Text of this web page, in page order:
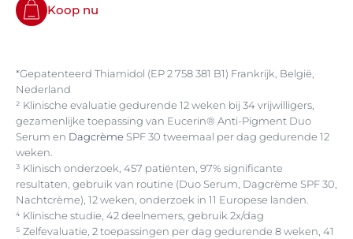
Koop nu
*Gepatenteerd Thiamidol (EP 2 758 381 B1) Frankrijk, België,
Nederland
² Klinische evaluatie gedurende 12 weken bij 34 vrijwilligers,
gezamenlijke toepassing van Eucerin® Anti-Pigment Duo
Serum en Dagcrème SPF 30 tweemaal per dag gedurende 12
weken.
³ Klinisch onderzoek, 457 patiënten, 97% significante
resultaten, gebruik van routine (Duo Serum, Dagcrème SPF 30,
Nachtcrème), 12 weken, onderzoek in 11 Europese landen.
⁴ Klinische studie, 42 deelnemers, gebruik 2x/dag
⁵ Zelfevaluatie, 2 toepassingen per dag gedurende 8 weken, 41